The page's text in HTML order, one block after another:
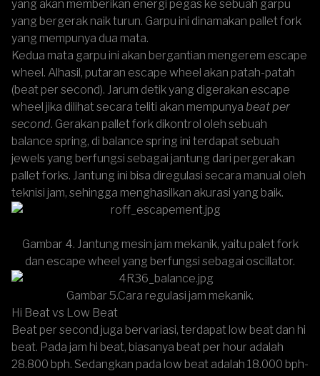
yang akan memberikan energi pegas ke sebuah garpu
yang bergerak naik turun. Garpu ini dinamakan pallet fork
yang mempunya dua mata.
Kedua mata garpu ini akan bergantian mengerem escape
wheel. Alhasil, putaran escape wheel akan patah-patah
(beat per second). Jarum detik yang digerakan escape
wheel jika dilihat secara teliti akan mempunya beat per
second. Gerakan pallet fork dikontrol oleh sebuah
balance spring, di balance spring ini terdapat sebuah
jewels yang berfungsi sebagai jantung dari pergerakan
pallet forks. Jantung ini bisa diregulasi secara manual oleh
teknisi jam, sehingga menghasilkan akurasi yang baik.
Gambar 4. Jantung mesin jam mekanik, yaitu palet fork
dan escape wheel yang berfungsi sebagai oscillator.
Gambar 5.Cara regulasi jam mekanik.
Hi Beat vs Low Beat
Beat per second juga bervariasi, terdapat low beat dan hi
beat. Pada jam hi beat, biasanya beat per hour adalah
28.800 bph. Sedangkan pada low beat adalah 18.000 bph-